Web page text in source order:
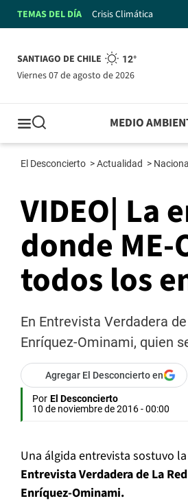
TEMAS DEL DÍA Crisis Climática
SANTIAGO DE CHILE 12°
viernes 07 de agosto de 2026
MEDIO
El Desconcierto >Actualidad > Nacional
VIDEO| La
donde
todos los
En Entrevista Verdadera
Enríquez-Ominami, quien
Agregar El Desconcierto en
Por El Desconcierto
10 de noviembre de 2016 - 00:00
Una álgida entrevista sostuvo
Entrevista Verdadera de La Red
Enríquez-Ominami.